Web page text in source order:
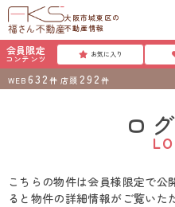
大阪市城東区の
不動産情報
会員限定
コンテンツ お気に入り
WEB 632 件 店頭 292 件
ロ
こちらの物件は会員様限定で公
ると物件の詳細情報がご覧いた